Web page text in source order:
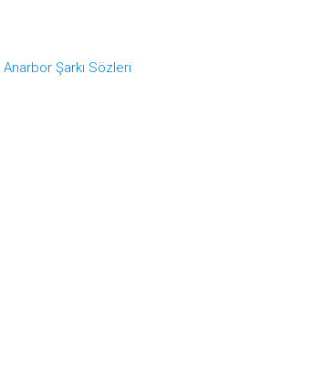
Anarbor Şarkı Sözleri